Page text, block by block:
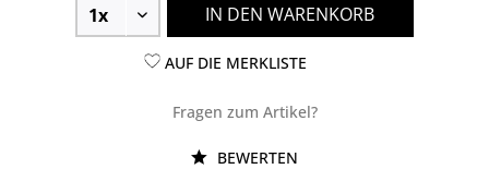
IN DEN WARENKORB
AUF DIE MERKLISTE
Fragen zum Artikel?
BEWERTEN